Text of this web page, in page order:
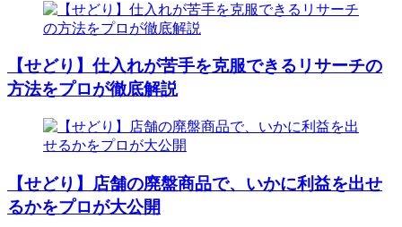
【せどり】仕入れが苦手を克服できるリサーチの
方法をプロが徹底解説
【せどり】店舗の廃盤商品で、いかに利益を出せ
るかをプロが大公開